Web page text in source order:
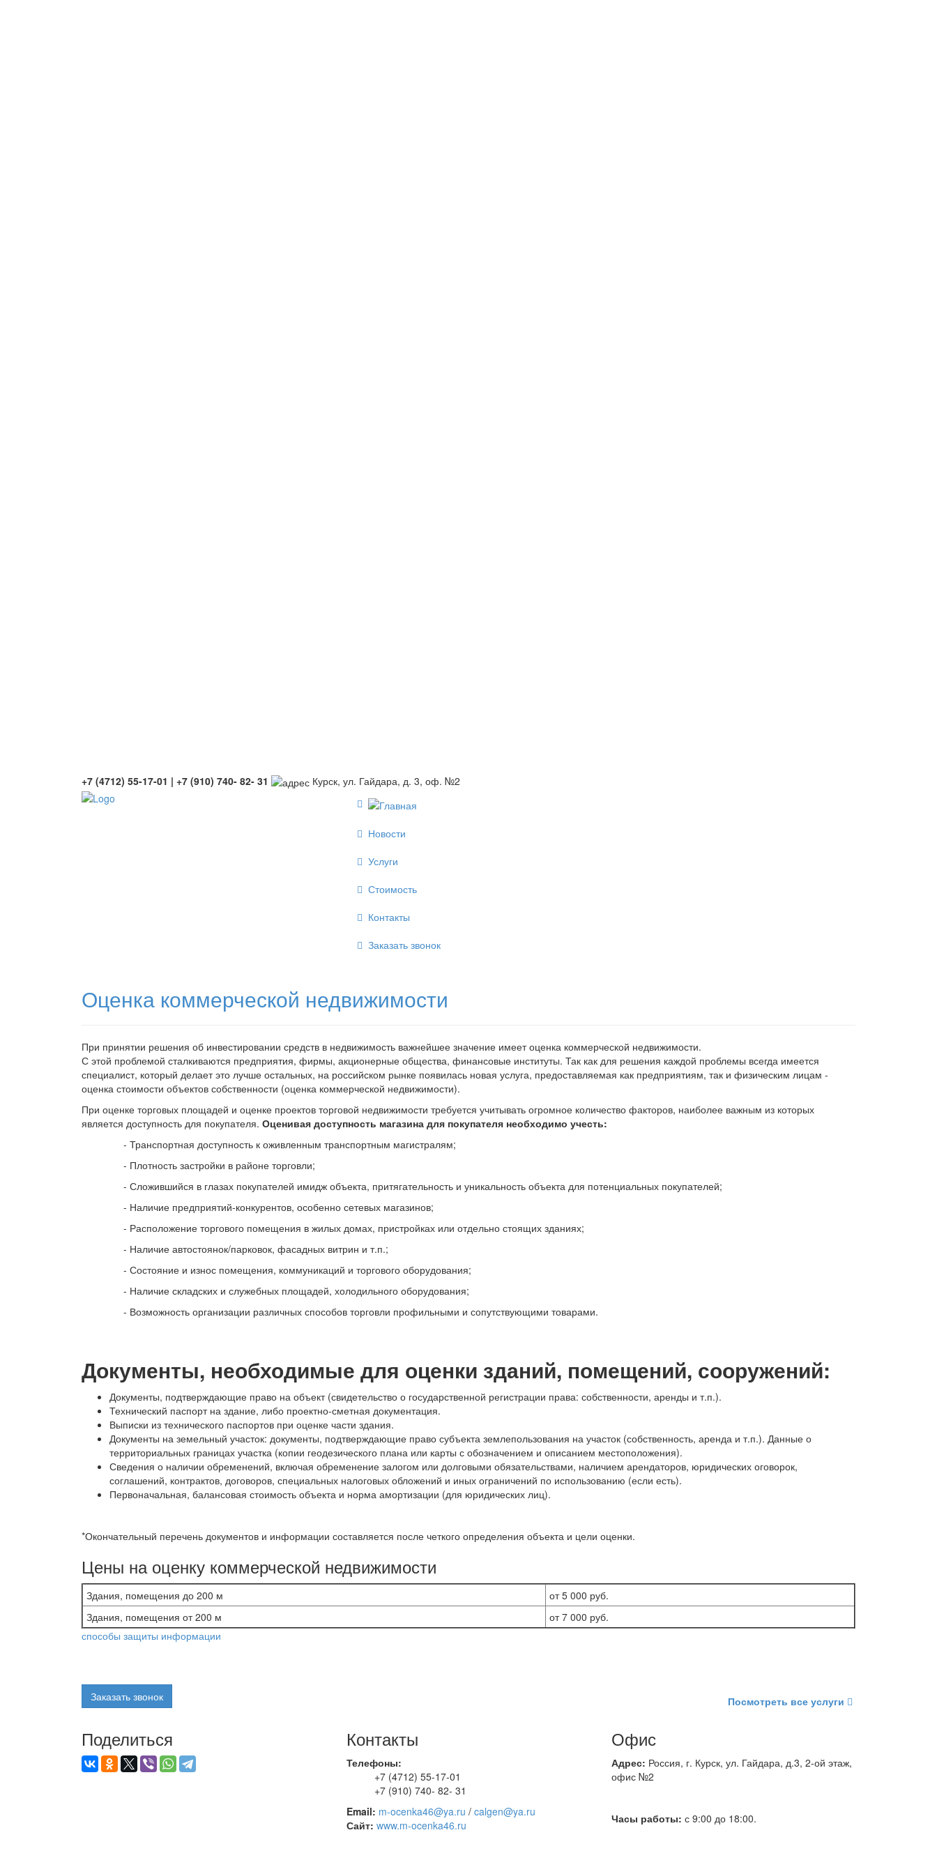
+7 (4712) 55-17-01 | +7 (910) 740- 82- 31 Курск, ул. Гайдара, д. 3, оф. №2
Новости
Услуги
Стоимость
Контакты
Заказать звонок
Оценка коммерческой недвижимости
При принятии решения об инвестировании средств в недвижимость важнейшее значение имеет оценка коммерческой недвижимости.
С этой проблемой сталкиваются предприятия, фирмы, акционерные общества, финансовые институты. Так как для решения каждой проблемы всегда имеется
специалист, который делает это лучше остальных, на российском рынке появилась новая услуга, предоставляемая как предприятиям, так и физическим лицам -
оценка стоимости объектов собственности (оценка коммерческой недвижимости).
При оценке торговых площадей и оценке проектов торговой недвижимости требуется учитывать огромное количество факторов, наиболее важным из которых
является доступность для покупателя. Оценивая доступность магазина для покупателя необходимо учесть:
- Транспортная доступность к оживленным транспортным магистралям;
- Плотность застройки в районе торговли;
- Сложившийся в глазах покупателей имидж объекта, притягательность и уникальность объекта для потенциальных покупателей;
- Наличие предприятий-конкурентов, особенно сетевых магазинов;
- Расположение торгового помещения в жилых домах, пристройках или отдельно стоящих зданиях;
- Наличие автостоянок/парковок, фасадных витрин и т.п.;
- Состояние и износ помещения, коммуникаций и торгового оборудования;
- Наличие складских и служебных площадей, холодильного оборудования;
- Возможность организации различных способов торговли профильными и сопутствующими товарами.
Документы, необходимые для оценки зданий, помещений, сооружений:
Документы, подтверждающие право на объект (свидетельство о государственной регистрации права: собственности, аренды и т.п.).
Технический паспорт на здание, либо проектно-сметная документация.
Выписки из технического паспортов при оценке части здания.
Документы на земельный участок: документы, подтверждающие право субъекта землепользования на участок (собственность, аренда и т.п.). Данные о
территориальных границах участка (копии геодезического плана или карты с обозначением и описанием местоположения).
Сведения о наличии обременений, включая обременение залогом или долговыми обязательствами, наличием арендаторов, юридических оговорок,
соглашений, контрактов, договоров, специальных налоговых обложений и иных ограничений по использованию (если есть).
Первоначальная, балансовая стоимость объекта и норма амортизации (для юридических лиц).
*Окончательный перечень документов и информации составляется после четкого определения объекта и цели оценки.
Цены на оценку коммерческой недвижимости
Здания, помещения до 200 м
от 5 000 руб.
Здания, помещения от 200 м
от 7 000 руб.
способы защиты информации
Заказать звонок Посмотреть все услуги
Поделиться Контакты
Телефоны:
+7 (4712) 55-17-01
+7 (910) 740- 82- 31
Email: m-ocenka46@ya.ru / calgen@ya.ru
Сайт: www.m-ocenka46.ru
Офис
Адрес: Россия, г. Курск, ул. Гайдара, д.3, 2-ой этаж,
офис №2
Часы работы: с 9:00 до 18:00.